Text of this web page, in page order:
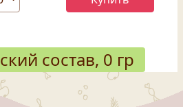
состав, 0 гр